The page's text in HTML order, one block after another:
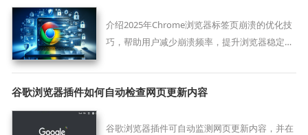
介绍2025年Chrome浏览器标签页崩溃的优化技
巧，帮助用户减少崩溃频率，提升浏览器稳定
谷歌浏览器插件如何自动检查网页更新内容
谷歌浏览器插件可自动监测网页更新内容，并在